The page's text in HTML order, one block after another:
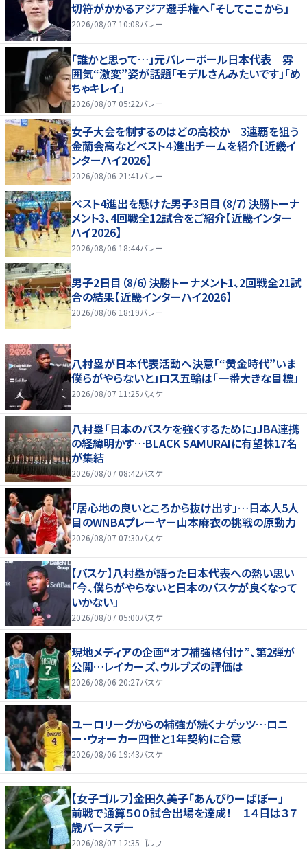
切符がかかるアジア選手権へ「そしてここから」
2026/08/07 10:08バレー
「誰かと思って…」元バレーボール日本代表 雰
囲気“激変”姿が話題「モデルさんみたいです」「め
ちゃキレイ」
2026/08/07 05:22バレー
女子大会を制するのはどの高校か 3連覇を狙う
金蘭会高などベスト４進出チームを紹介【近畿イ
ンターハイ2026】
2026/08/06 21:41 バレー
ベスト4進出を懸けた男子3日目（8/7）決勝トーナ
メント3、4回戦全12試合をご紹介【近畿インター
ハイ2026】
2026/08/06 18:44バレー
男子2日目（8/6）決勝トーナメント1、2回戦全21試
合の結果【近畿インターハイ2026】
2026/08/06 18:19バレー
八村塁が日本代表活動へ決意「“黄金時代”いま
僕らがやらないと」ロス五輪は「一番大きな目標」
2026/08/07 11:25バスケ
八村塁「日本のバスケを強くするために」JBA連携
の経緯明かす…BLACK SAMURAIに有望株17名
が集結
2026/08/07 08:42バスケ
「居心地の良いところから抜け出す」…日本人5人
目のWNBAプレーヤー山本麻衣の挑戦の原動力
2026/08/07 07:30バスケ
【バスケ】八村塁が語った日本代表への熱い思い
「今、僕らがやらないと日本のバスケが良くなって
いかない」
2026/08/07 05:00バスケ
現地メディアの企画“オフ補強格付け”、第2弾が
公開…レイカーズ、ウルブズの評価は
2026/08/06 20:27バスケ
ユーロリーグからの補強が続くナゲッツ…ロニ
ー・ウォーカー四世と1年契約に合意
2026/08/06 19:43バスケ
【女子ゴルフ】金田久美子「あんびりーばぼー」
前戦で通算５００試合出場を達成！ １４日は３７
歳バースデー
2026/08/07 12:35ゴルフ